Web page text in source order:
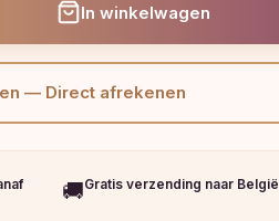
In winkelwagen
— Direct afrekenen
🚚Gratis verzending naar